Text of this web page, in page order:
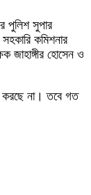
পুলিশ সুপার
কমিশনার
জাহাঙ্গীর হোসেন ও
করছে না। তবে গত